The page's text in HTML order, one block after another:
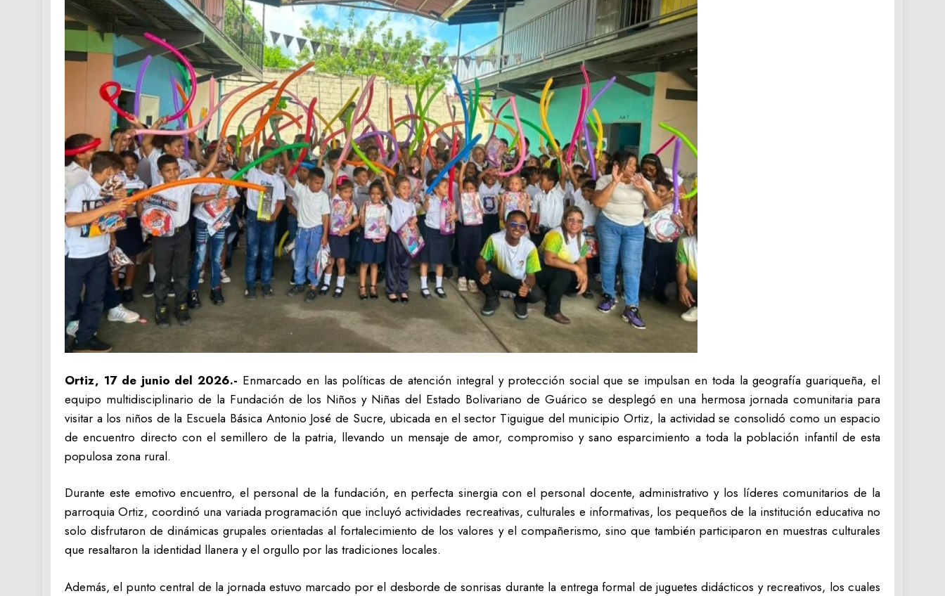
‎Ortiz, 17 de junio del 2026.- Enmarcado en las políticas de atención integral y protección social que se impulsan en toda la geografía guariqueña, el
equipo multidisciplinario de la Fundación de los Niños y Niñas del Estado Bolivariano de Guárico se desplegó en una hermosa jornada comunitaria para
visitar a los niños de la Escuela Básica Antonio José de Sucre, ubicada en el sector Tiguigue del municipio Ortiz, la actividad se consolidó como un espacio
de encuentro directo con el semillero de la patria, llevando un mensaje de amor, compromiso y sano esparcimiento a toda la población infantil de esta
populosa zona rural.‎‎
Durante este emotivo encuentro, el personal de la fundación, en perfecta sinergia con el personal docente, administrativo y los líderes comunitarios de la
parroquia Ortiz, coordinó una variada programación que incluyó actividades recreativas, culturales e informativas, los pequeños de la institución educativa no
solo disfrutaron de dinámicas grupales orientadas al fortalecimiento de los valores y el compañerismo, sino que también participaron en muestras culturales
que resaltaron la identidad llanera y el orgullo por las tradiciones locales.
‎‎Además, el punto central de la jornada estuvo marcado por el desborde de sonrisas durante la entrega formal de juguetes didácticos y recreativos, los cuales